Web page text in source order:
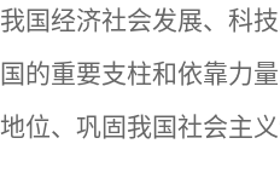
国经济社会发展、科
的重要支柱和依靠力
位、巩固我国社会主